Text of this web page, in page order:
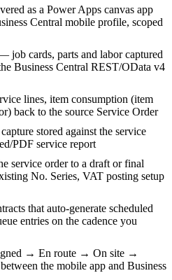
as a Power Apps canvas app
Central mobile profile, scoped
job cards, parts and labor captured
Business Central REST/OData v4
lines, item consumption (item
back to the source Service Order
stored against the service
PDF service report
service order to a draft or final
No. Series, VAT posting setup
that auto-generate scheduled
entries on the cadence you
→ En route → On site →
the mobile app and Business